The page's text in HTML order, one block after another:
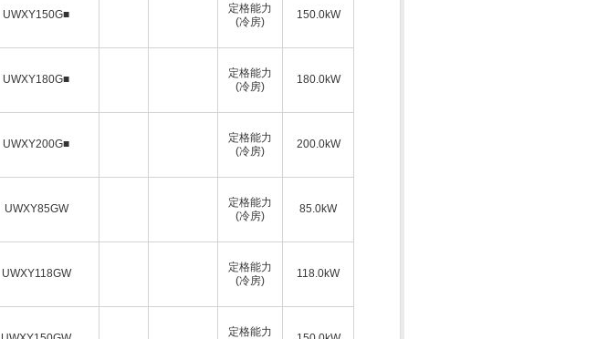
UWXY150G■
定格能力
(冷房)
150.0kW
UWXY180G■
定格能力
(冷房)
180.0kW
UWXY200G■
定格能力
(冷房)
200.0kW
UWXY85GW
定格能力
(冷房)
85.0kW
UWXY118GW
定格能力
(冷房)
118.0kW
定格能力